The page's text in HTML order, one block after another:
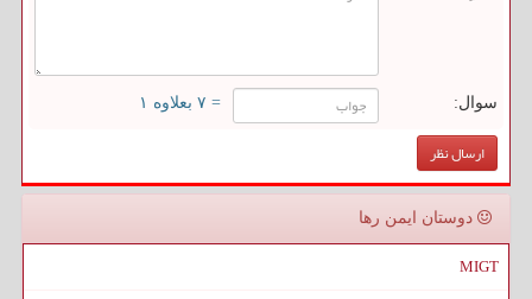
سوال: = ۷ بعلاوه ۱
دوستان ایمن رها
MIGT